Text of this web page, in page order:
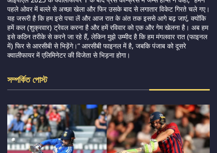
पहले ओवर में बल्ले से अच्छा खेला और फिर उसके बाद से लगातार विकेट गिरते चले गए।
यह जरूरी है कि हम इसे पचा लें और आज रात के अंत तक इससे आगे बढ़ जाएं, क्योंकि
हमें कल (शुक्रवार) ट्रेवल करना है और हमें रविवार को एक और गेम खेलना है। अब हम
इसे कठिन तरीके से करने जा रहे हैं, लेकिन मुझे उम्मीद है कि हम मंगलवार रात (फाइनल
में) फिर से आरसीबी से भिड़ेंगे।” आरसीबी फाइनल में है, जबकि पंजाब को दूसरे
क्वालीफायर में एलिमिनेटर की विजेता से भिड़ना होगा।
সম্পর্কিত পোস্ট